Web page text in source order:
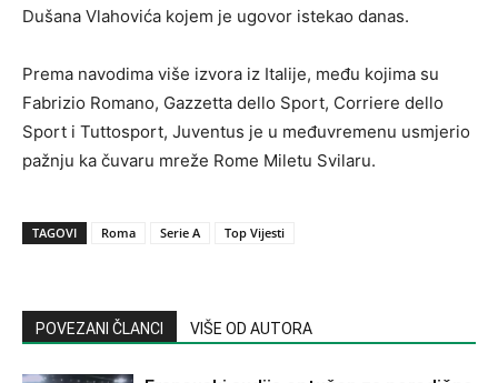
Dušana Vlahovića kojem je ugovor istekao danas.
Prema navodima više izvora iz Italije, među kojima su
Fabrizio Romano, Gazzetta dello Sport, Corriere dello
Sport i Tuttosport, Juventus je u međuvremenu usmjerio
pažnju ka čuvaru mreže Rome Miletu Svilaru.
TAGOVI Roma Serie A Top Vijesti
POVEZANI ČLANCI VIŠE OD AUTORA